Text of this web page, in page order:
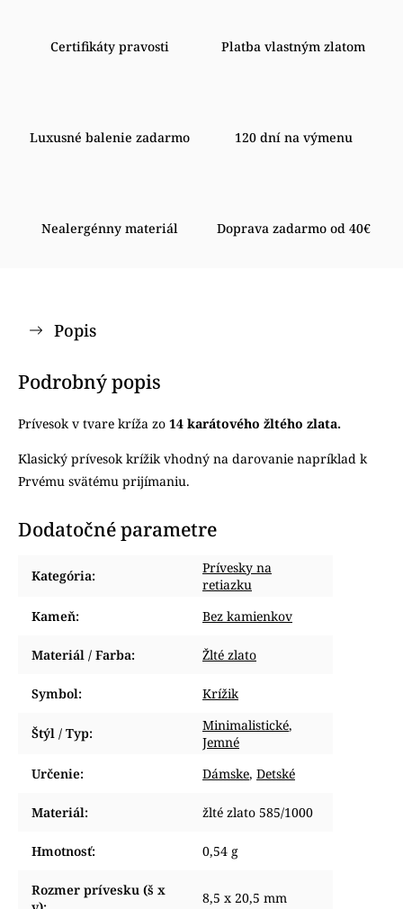
Certifikáty pravosti Platba vlastným zlatom
Luxusné balenie zadarmo 120 dní na výmenu
Nealergénny materiál Doprava zadarmo od 40€
Popis
Podrobný popis
Prívesok v tvare kríža zo 14 karátového žltého zlata.
Klasický prívesok krížik vhodný na darovanie napríklad k
Prvému svätému prijímaniu.
Dodatočné parametre
Kategória:
Prívesky na
retiazku
Kameň: Bez kamienkov
Materiál / Farba: Žlté zlato
Symbol: Krížik
Štýl / Typ: Minimalistické,
Jemné
Určenie: Dámske, Detské
Materiál: žlté zlato 585/1000
Hmotnosť: 0,54 g
Rozmer prívesku (š x
8,5 x 20,5 mm